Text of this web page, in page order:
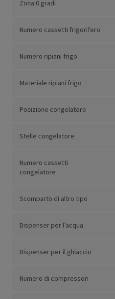
Zona 0 gradi
Numero cassetti frigorifero
Numero ripiani frigo
Materiale ripiani frigo
Posizione congelatore
Stelle congelatore
Numero cassetti
congelatore
Scomparto di altro tipo
Dispenser per l’acqua
Dispenser per il ghiaccio
Numero di compressori